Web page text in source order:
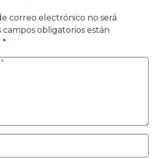
correo electrónico no será
campos obligatorios están
*